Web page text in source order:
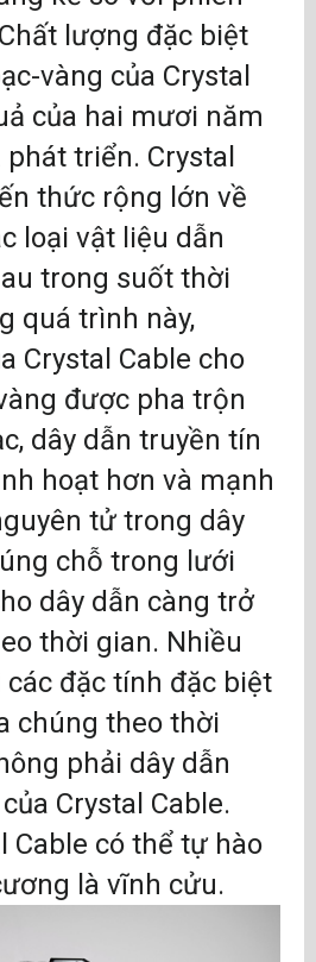
lượng đặc biệt
vàng của Crystal
của hai mươi năm
triển. Crystal
thức rộng lớn về
loại vật liệu dẫn
trong suốt thời
quá trình này,
Crystal Cable cho
được pha trộn
dây dẫn truyền tín
hoạt hơn và mạnh
tử trong dây
chỗ trong lưới
dây dẫn càng trở
thời gian. Nhiều
đặc tính đặc biệt
chúng theo thời
phải dây dẫn
Crystal Cable.
Cable có thể tự hào
là vĩnh cửu.